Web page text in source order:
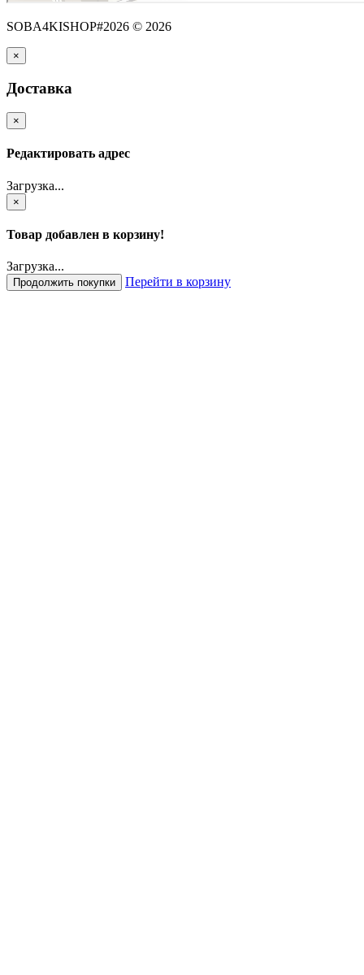
SOBA4KISHOP#2026 © 2026
×
Доставка
×
Редактировать адрес
Загрузка...
×
Товар добавлен в корзину!
Загрузка...
Продолжить покупки Перейти в корзину